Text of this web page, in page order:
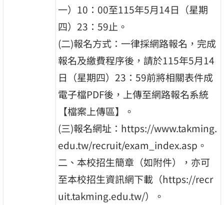
一）10：00至115年5月14日（星期
四）23：59止。
(二)報名方式：一律採網路報名，完成
報名及繳費程序後，請於115年5月14
日（星期四）23：59前將相關表件成
電子檔PDF後，上傳至網路報名系統
【檔案上傳區】。
(三)報名網址：https://www.takming.
edu.tw/recruit/exam_index.asp。
二、本校招生簡章（如附件），亦可
至本校招生資訊網下載（https://recr
uit.takming.edu.tw/）。